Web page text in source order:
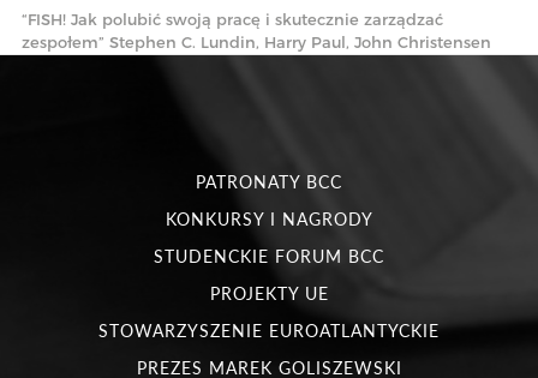
“FISH! Jak polubić swoją pracę i skutecznie zarządzać
zespołem” Stephen C. Lundin, Harry Paul, John Christensen
PATRONATY BCC
KONKURSY I NAGRODY
STUDENCKIE FORUM BCC
PROJEKTY UE
STOWARZYSZENIE EUROATLANTYCKIE
PREZES MAREK GOLISZEWSKI